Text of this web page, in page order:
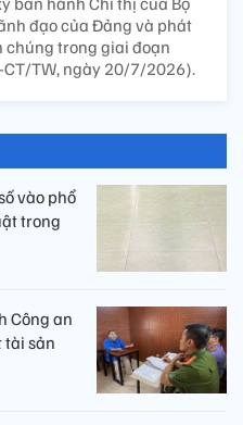
đạo của Đảng và phát
chúng trong giai đoạn
TW, ngày 20/7/2026).
vào phổ
trong
Công an
tài sản